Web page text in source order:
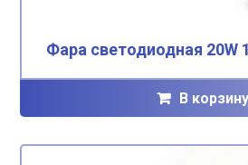
Фара светодиодная 20W
В корзину